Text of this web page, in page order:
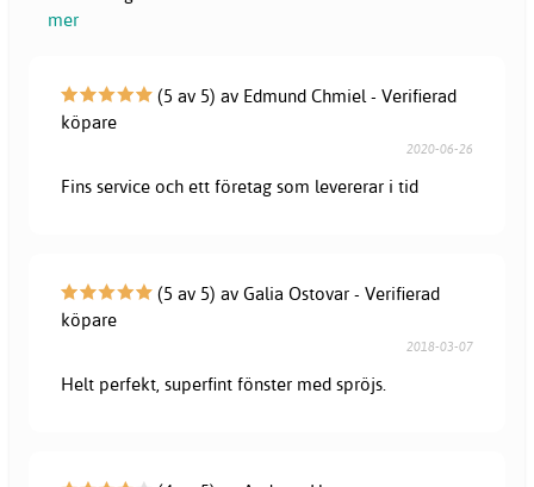
mer
(5 av 5) av Edmund Chmiel - Verifierad
köpare
2020-06-26
Fins service och ett företag som levererar i tid
(5 av 5) av Galia Ostovar - Verifierad
köpare
2018-03-07
Helt perfekt, superfint fönster med spröjs.